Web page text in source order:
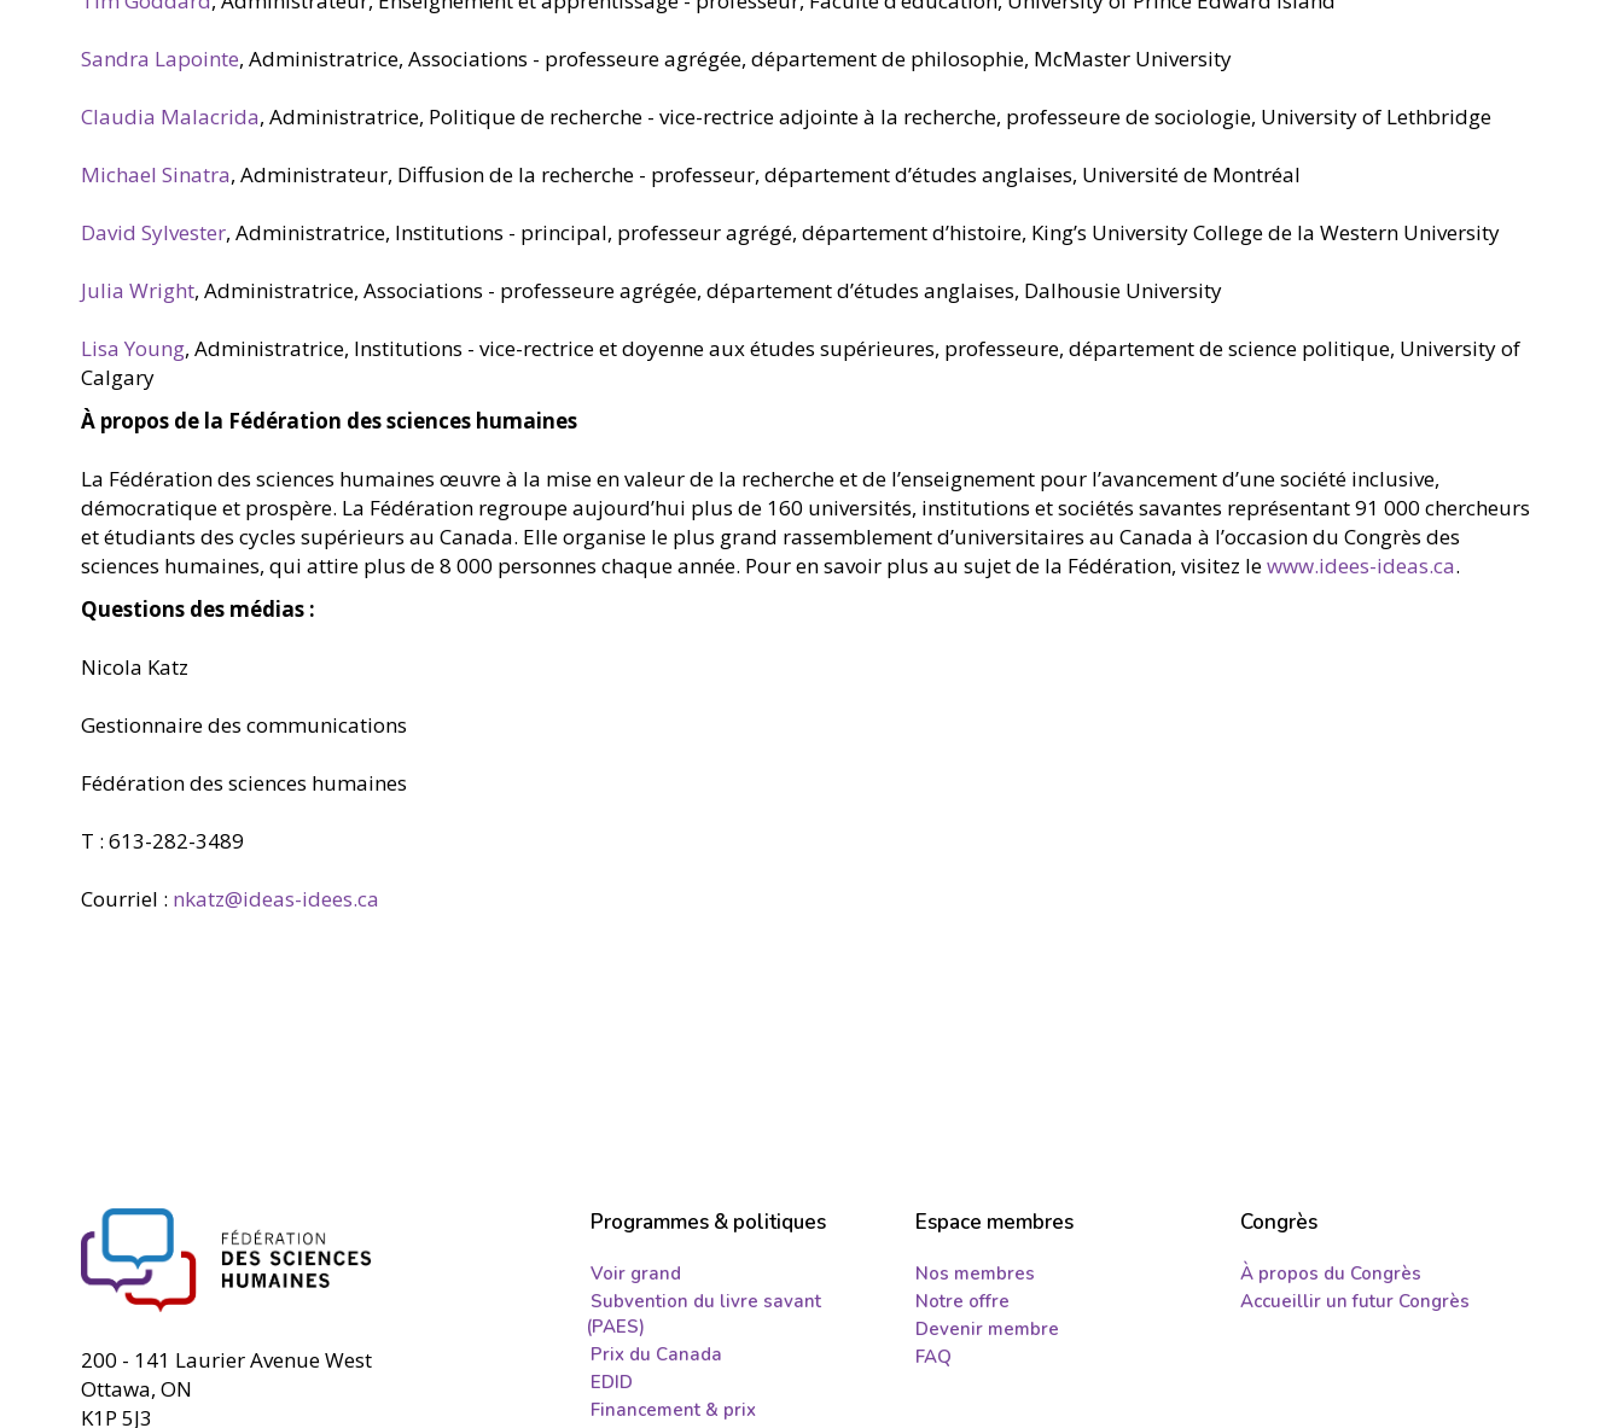
Sandra Lapointe, Administratrice, Associations - professeure agrégée, département de philosophie, McMaster University
Claudia Malacrida, Administratrice, Politique de recherche - vice-rectrice adjointe à la recherche, professeure de sociologie, University of Lethbridge
Michael Sinatra, Administrateur, Diffusion de la recherche - professeur, département d’études anglaises, Université de Montréal
David Sylvester, Administratrice, Institutions - principal, professeur agrégé, département d’histoire, King’s University College de la Western University
Julia Wright, Administratrice, Associations - professeure agrégée, département d’études anglaises, Dalhousie University
Lisa Young, Administratrice, Institutions - vice-rectrice et doyenne aux études supérieures, professeure, département de science politique, University of
Calgary
À propos de la Fédération des sciences humaines
La Fédération des sciences humaines œuvre à la mise en valeur de la recherche et de l’enseignement pour l’avancement d’une société inclusive,
démocratique et prospère. La Fédération regroupe aujourd’hui plus de 160 universités, institutions et sociétés savantes représentant 91 000 chercheurs
et étudiants des cycles supérieurs au Canada. Elle organise le plus grand rassemblement d’universitaires au Canada à l’occasion du Congrès des
sciences humaines, qui attire plus de 8 000 personnes chaque année. Pour en savoir plus au sujet de la Fédération, visitez lewww.idees-ideas.ca.
Questions des médias :
Nicola Katz
Gestionnaire des communications
Fédération des sciences humaines
T : 613-282-3489
Courriel : nkatz@ideas-idees.ca
200 - 141 Laurier Avenue West
Ottawa, ON
K1P 5J3
Programmes & politiques
Voir grand
Subvention du livre savant
(PAES)
Prix du Canada
EDID
Financement & prix
Espace membres
Nos membres
Notre offre
Devenir membre
FAQ
Congrès
À propos du Congrès
Accueillir un futur Congrès